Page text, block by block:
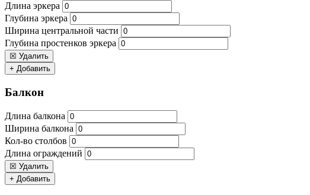
Длина эркера
Глубина эркера
Ширина центральной части
Глубина простенков эркера
☒ Удалить
+ Добавить
Балкон
Длина балкона
Ширина балкона
Кол-во столбов
Длина ограждений
☒ Удалить
+ Добавить